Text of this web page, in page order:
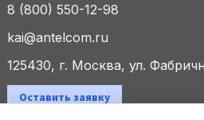
8 (800) 550-12-98
kai@antelcom.ru
125430, г. Москва, ул.
Оставить заявку